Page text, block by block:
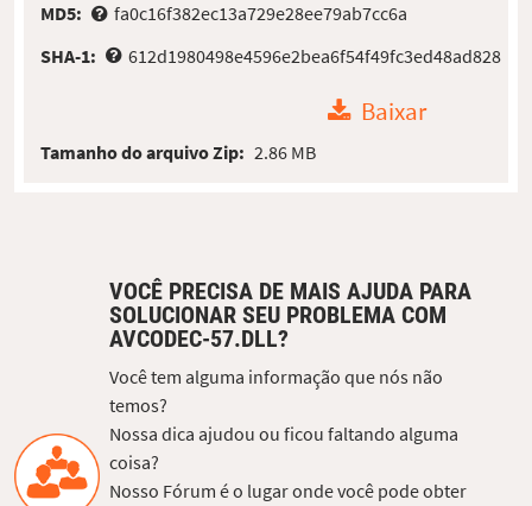
MD5:
fa0c16f382ec13a729e28ee79ab7cc6a
SHA-1:
612d1980498e4596e2bea6f54f49fc3ed48ad828
Baixar
Tamanho do arquivo Zip: 2.86 MB
VOCÊ PRECISA DE MAIS AJUDA PARA
SOLUCIONAR SEU PROBLEMA COM
AVCODEC-57.DLL?
Você tem alguma informação que nós não
temos?
Nossa dica ajudou ou ficou faltando alguma
coisa?
Nosso Fórum é o lugar onde você pode obter